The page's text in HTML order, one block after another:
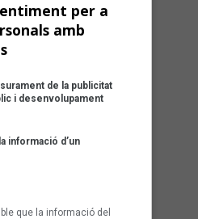
per a
amb
de la publicitat
i desenvolupament
informació d’un
que la informació del